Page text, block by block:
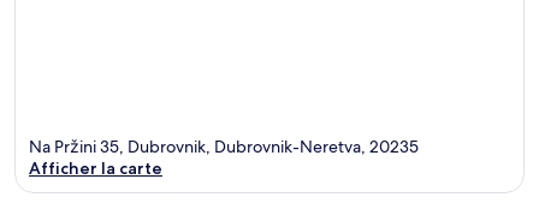
Na Pržini 35, Dubrovnik, Dubrovnik-Neretva, 20235
Afficher la carte